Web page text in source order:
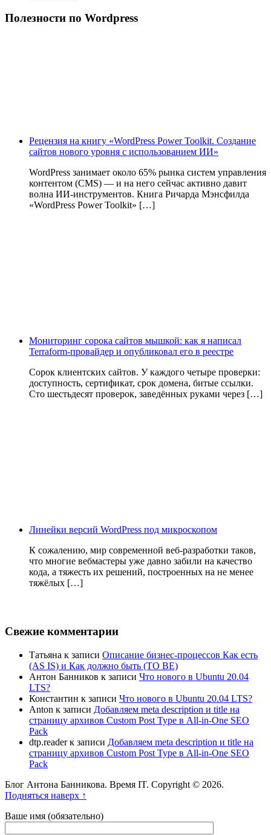
Полезности по Wordpress
Рецензия на книгу «WordPress Power Toolkit. Создание
сайтов нового уровня с использованием ИИ»
WordPress занимает около 65% рынка систем управления
контентом (CMS) — и на него сейчас активно давит
волна ИИ‑инструментов. Книга Ричарда Мэнсфилда
«WordPress Power Toolkit» […]
Мониторинг сорока сайтов мышкой: как я написал
Terraform-провайдер и опубликовал его в реестре
Сорок клиентских сайтов. У каждого четыре проверки:
доступность, сертификат, срок домена, битые ссылки.
Сто шестьдесят проверок, заведённых руками через […]
Линейки версий WordPress под микроскопом
К сожалению, мир современной веб-разработки таков,
что многие вебмастеры уже давно забили на качество
кода, а тяжесть их решений, построенных на не менее
тяжёлых […]
Свежие комментарии
Татьяна к записи Описание бизнес-процессов Как есть
(AS IS) и Как должно быть (TO BE)
Антон Банников к записи Что нового в Ubuntu 20.04
LTS?
Константин к записи Что нового в Ubuntu 20.04 LTS?
Anton к записи Добавляем meta description и title на
страницу архивов Custom Post Type в All-in-One SEO
Pack
dtp.readerк записи Добавляем meta description и title на
страницу архивов Custom Post Type в All-in-One SEO
Pack
Блог Антона Банникова. Время IT. Copyright © 2026.
Подняться наверх ↑
Ваше имя (обязательно)